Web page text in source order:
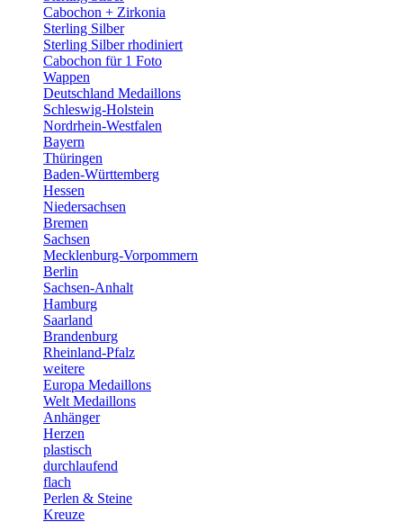
Cabochon + Zirkonia
Sterling Silber
Sterling Silber rhodiniert
Cabochon für 1 Foto
Wappen
Deutschland Medaillons
Schleswig-Holstein
Nordrhein-Westfalen
Bayern
Thüringen
Baden-Württemberg
Hessen
Niedersachsen
Bremen
Sachsen
Mecklenburg-Vorpommern
Berlin
Sachsen-Anhalt
Hamburg
Saarland
Brandenburg
Rheinland-Pfalz
weitere
Europa Medaillons
Welt Medaillons
Anhänger
Herzen
plastisch
durchlaufend
flach
Perlen & Steine
Kreuze